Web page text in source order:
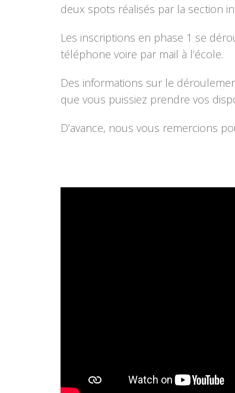
deux spots réalisés par la section
Les inscriptions en phase 1 se
téléphone voire par mail à l’école.
Des informations sur le
que vous puissiez prendre vos
D’avance, nous vous remercions